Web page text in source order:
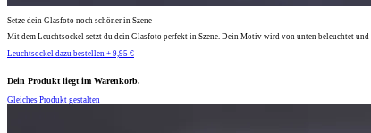
Setze dein Glasfoto noch schöner in Szene
Mit dem Leuchtsockel setzt du dein Glasfoto perfekt in Szene. Dein Motiv wird von unten beleuchtet und
Leuchtsockel dazu bestellen + 9,95 €
Dein Produkt liegt im Warenkorb.
Gleiches Produkt gestalten